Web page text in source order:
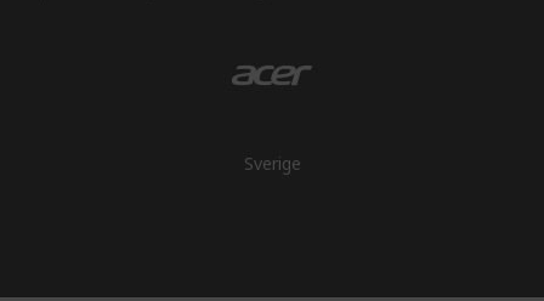
Sverige